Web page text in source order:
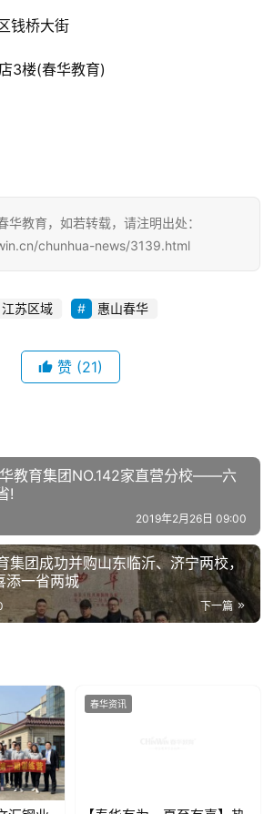
钱桥大街
3楼(春华教育)
华教育，如若转载，请注明出处：
chunhua-news/3139.html
江苏区域 惠山春华
赞 (21)
教育集团NO.142家直营分校——六
!
2019年2月26日 09:00
集团成功并购山东临沂、济宁两校，
添一省两城
下一篇
春华资讯